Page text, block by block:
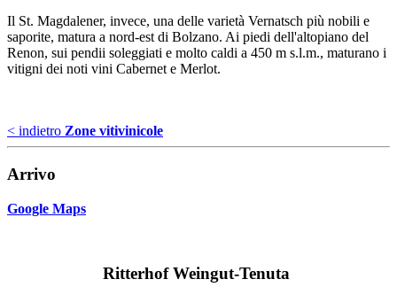
Il St. Magdalener, invece, una delle varietà Vernatsch più nobili e
saporite, matura a nord-est di Bolzano. Ai piedi dell'altopiano del
Renon, sui pendii soleggiati e molto caldi a 450 m s.l.m., maturano i
vitigni dei noti vini Cabernet e Merlot.
< indietro Zone vitivinicole
Arrivo
Google Maps
Ritterhof Weingut-Tenuta